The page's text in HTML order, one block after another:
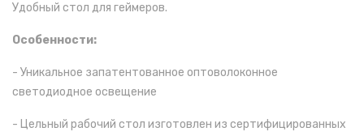
Удобный стол для геймеров.
Особенности:
- Уникальное запатентованное оптоволоконное
светодиодное освещение
- Цельный рабочий стол изготовлен из сертифицированных